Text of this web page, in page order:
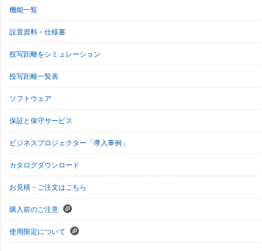
機能一覧
設置資料・仕様書
投写距離をシミュレーション
投写距離一覧表
ソフトウェア
保証と保守サービス
ビジネスプロジェクター「導入事例」
カタログダウンロード
お見積・ご注文はこちら
購入前のご注意
使用限定について